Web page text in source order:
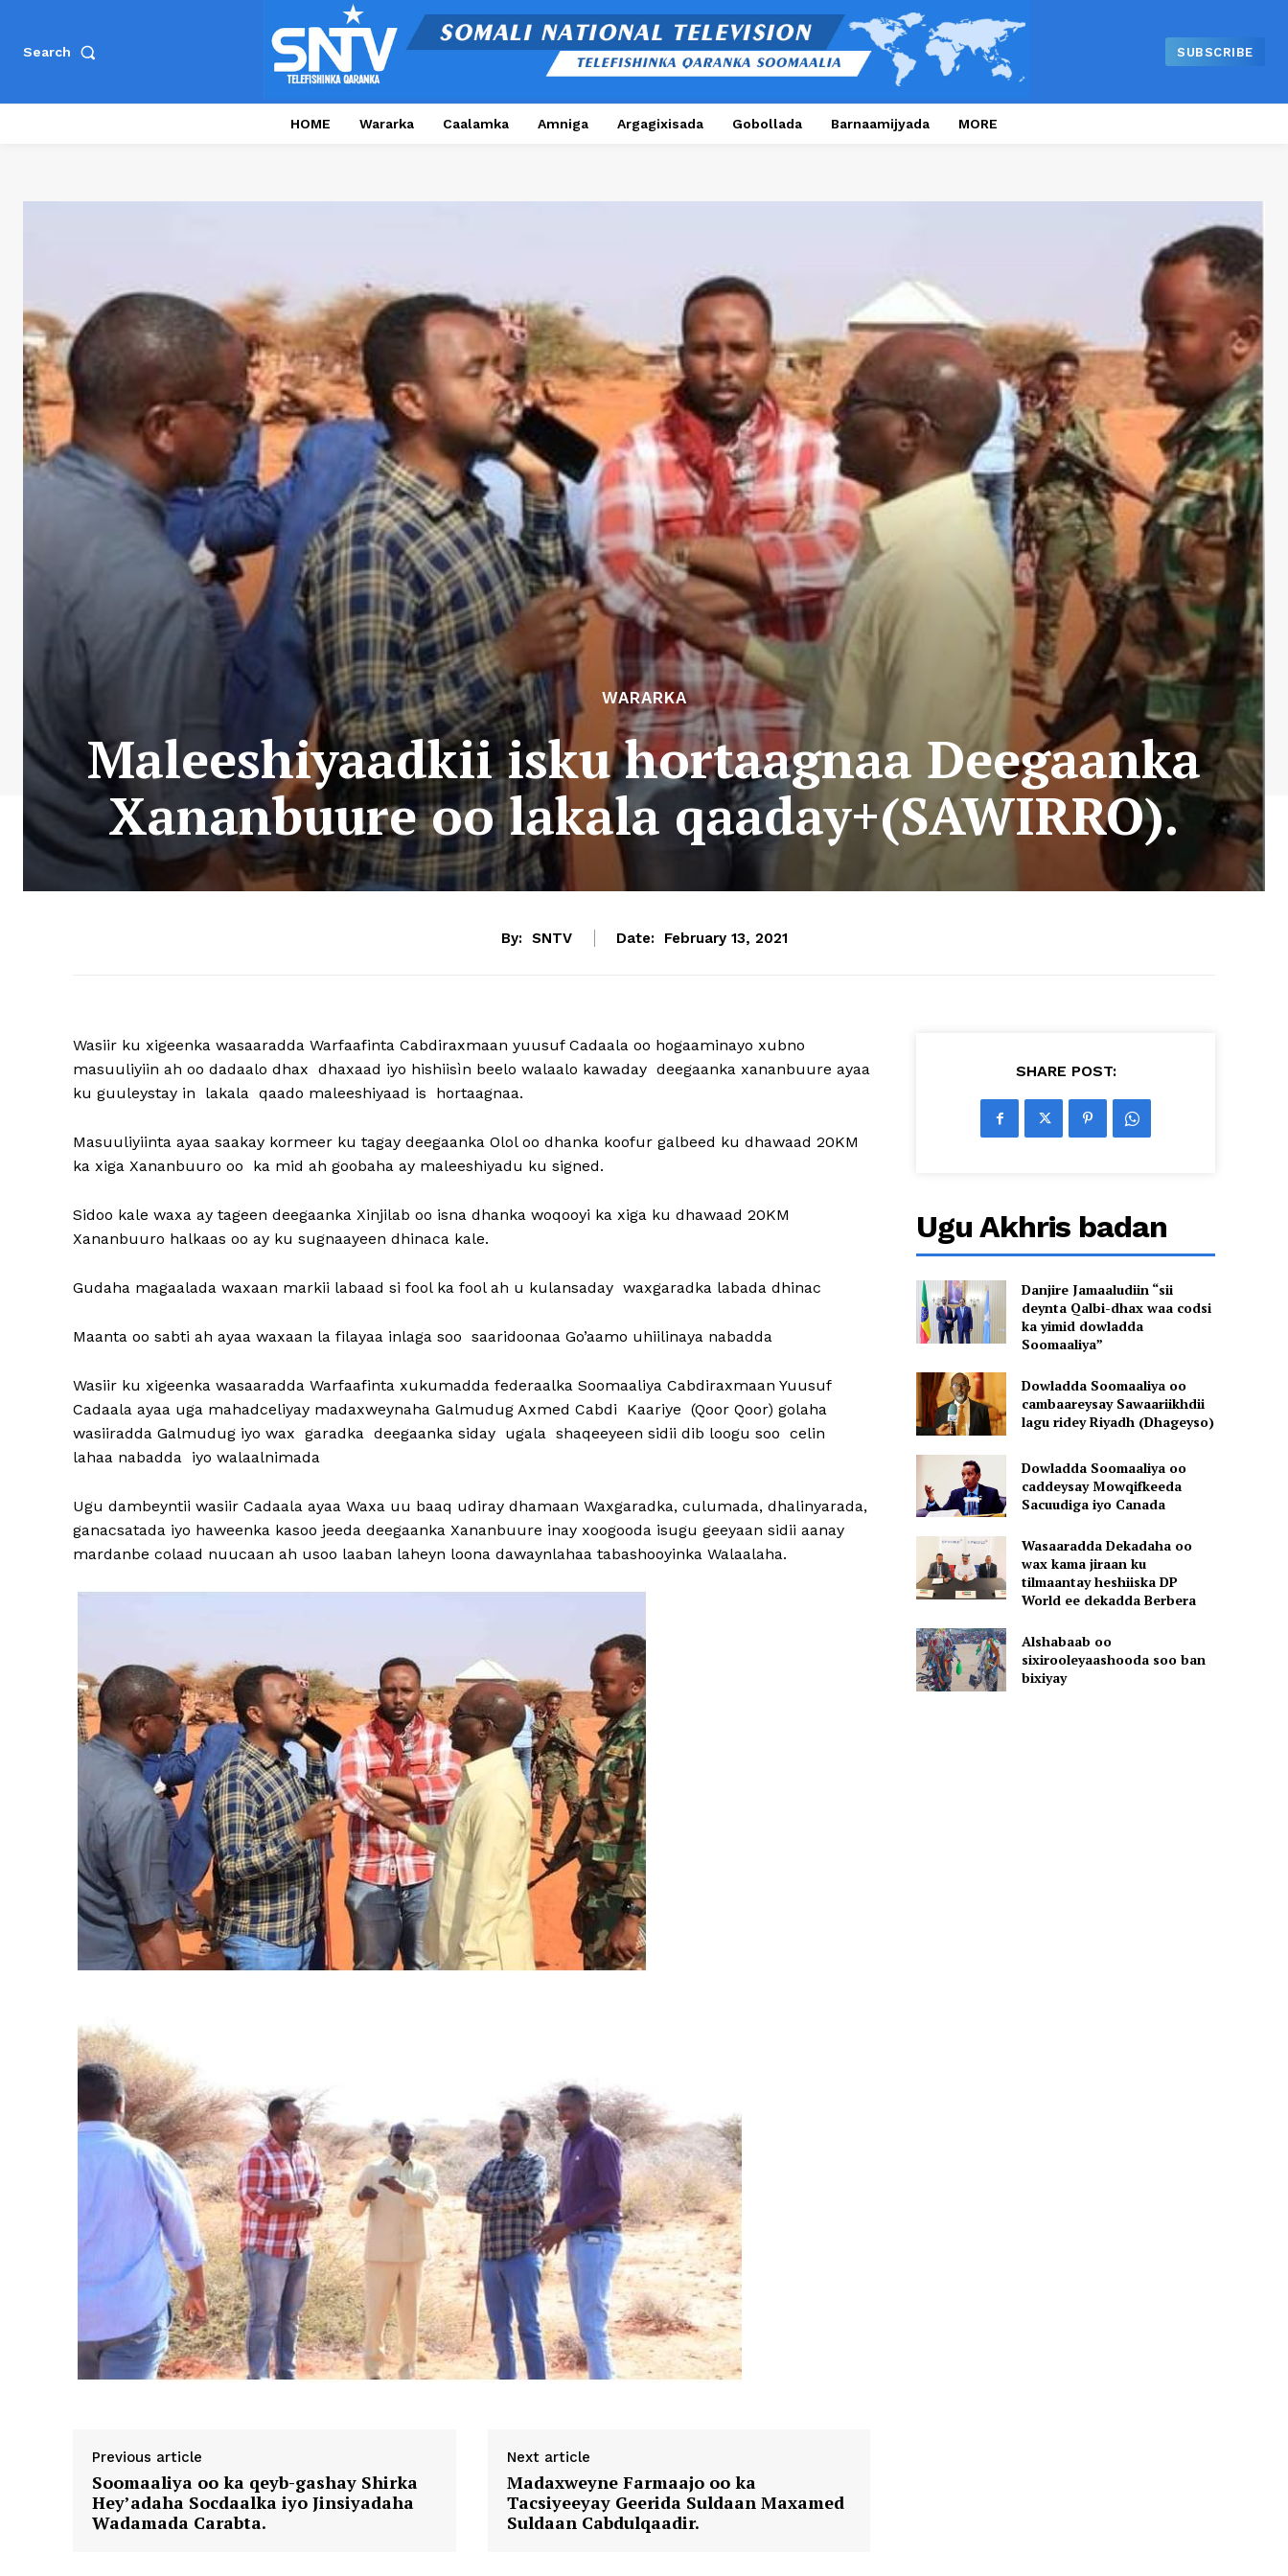
Search SUBSCRIBE
HOME Wararka Caalamka Amniga Argagixisada Gobollada Barnaamijyada MORE
WARARKA
Maleeshiyaadkii isku hortaagnaa Deegaanka
Xananbuure oo lakala qaaday+(SAWIRRO).
By: SNTV Date: February 13, 2021
Wasiir ku xigeenka wasaaradda Warfaafinta Cabdiraxmaan yuusuf Cadaala oo hogaaminayo xubno
masuuliyiin ah oo dadaalo dhax dhaxaad iyo hishiisìn beelo walaalo kawaday deegaanka xananbuure ayaa
ku guuleystay in lakala qaado maleeshiyaad is hortaagnaa.
Masuuliyiinta ayaa saakay kormeer ku tagay deegaanka Olol oo dhanka koofur galbeed ku dhawaad 20KM
ka xiga Xananbuuro oo ka mid ah goobaha ay maleeshiyadu ku signed.
Sidoo kale waxa ay tageen deegaanka Xinjilab oo isna dhanka woqooyi ka xiga ku dhawaad 20KM
Xananbuuro halkaas oo ay ku sugnaayeen dhinaca kale.
Gudaha magaalada waxaan markii labaad si fool ka fool ah u kulansaday waxgaradka labada dhinac
Maanta oo sabti ah ayaa waxaan la filayaa inlaga soo saaridoonaa Go’aamo uhiilinaya nabadda
Wasiir ku xigeenka wasaaradda Warfaafinta xukumadda federaalka Soomaaliya Cabdiraxmaan Yuusuf
Cadaala ayaa uga mahadceliyay madaxweynaha Galmudug Axmed Cabdi Kaariye (Qoor Qoor) golaha
wasiiradda Galmudug iyo wax garadka deegaanka siday ugala shaqeeyeen sidii dib loogu soo celin
lahaa nabadda iyo walaalnimada
Ugu dambeyntii wasiir Cadaala ayaa Waxa uu baaq udiray dhamaan Waxgaradka, culumada, dhalinyarada,
ganacsatada iyo haweenka kasoo jeeda deegaanka Xananbuure inay xoogooda isugu geeyaan sidii aanay
mardanbe colaad nuucaan ah usoo laaban laheyn loona dawaynlahaa tabashooyinka Walaalaha.
Previous article
Soomaaliya oo ka qeyb-gashay Shirka
Hey’adaha Socdaalka iyo Jinsiyadaha
Wadamada Carabta.
Next article
Madaxweyne Farmaajo oo ka
Tacsiyeeyay Geerida Suldaan Maxamed
Suldaan Cabdulqaadir.
SHARE POST:
Ugu Akhris badan
Danjire Jamaaludiin “sii
deynta Qalbi-dhax waa codsi
ka yimid dowladda
Soomaaliya”
Dowladda Soomaaliya oo
cambaareysay Sawaariikhdii
lagu ridey Riyadh (Dhageyso)
Dowladda Soomaaliya oo
caddeysay Mowqifkeeda
Sacuudiga iyo Canada
Wasaaradda Dekadaha oo
wax kama jiraan ku
tilmaantay heshiiska DP
World ee dekadda Berbera
Alshabaab oo
sixirooleyaashooda soo ban
bixiyay